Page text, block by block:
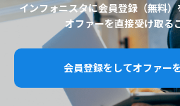
インフォニスタに会員登録（無料
オファーを直接受け取る
会員登録をしてオファー